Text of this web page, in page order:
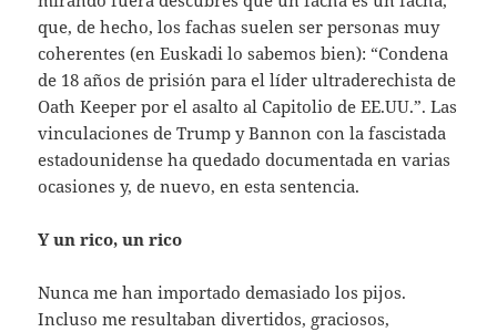
que, de hecho, los fachas suelen ser personas muy
coherentes (en Euskadi lo sabemos bien): “Condena
de 18 años de prisión para el líder ultraderechista de
Oath Keeper por el asalto al Capitolio de EE.UU.”. Las
vinculaciones de Trump y Bannon con la fascistada
estadounidense ha quedado documentada en varias
ocasiones y, de nuevo, en esta sentencia.
Y un rico, un rico
Nunca me han importado demasiado los pijos.
Incluso me resultaban divertidos, graciosos,